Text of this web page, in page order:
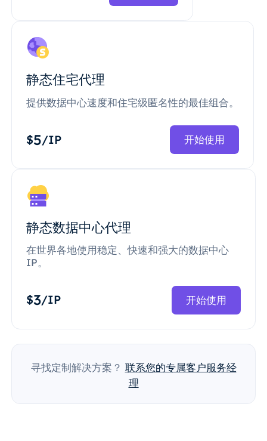
静态住宅代理
提供数据中心速度和住宅级匿名性的最佳组合。
$5/IP 开始使用
静态数据中心代理
在世界各地使用稳定、快速和强大的数据中心
IP。
$3/IP 开始使用
寻找定制解决方案？ 联系您的专属客户服务经
理